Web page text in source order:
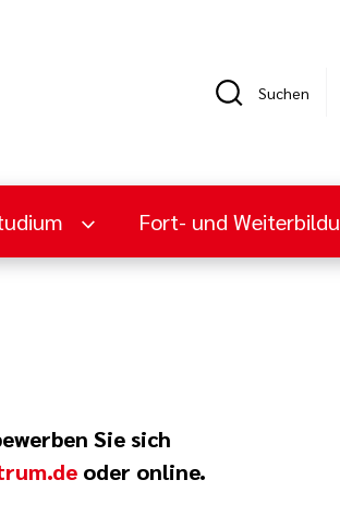
Suchen
Fort- und
Sie sich
oder online.